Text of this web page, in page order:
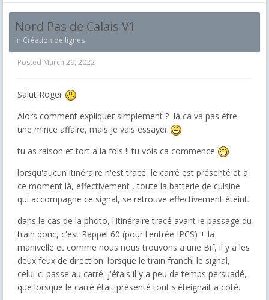
Nord Pas de Calais V1
in Création de lignes
Posted March 29, 2022
Salut Roger
Alors comment expliquer simplement ? là ca va pas être
une mince affaire, mais je vais essayer
tu as raison et tort a la fois !! tu vois ca commence
lorsqu'aucun itinéraire n'est tracé, le carré est présenté et a
ce moment là, effectivement , toute la batterie de cuisine
qui accompagne ce signal, se retrouve effectivement éteint.
dans le cas de la photo, l'itinéraire tracé avant le passage du
train donc, c'est Rappel 60 (pour l'entrée IPCS) + la
manivelle et comme nous nous trouvons a une Bif, il y a les
deux feux de direction. lorsque le train franchi le signal,
celui-ci passe au carré. j'étais il y a peu de temps persuadé,
que lorsque le carré était présenté tout s'éteignait a coté.